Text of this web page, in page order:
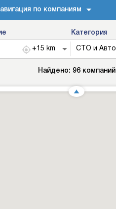
по компаниям
Категория
Найдено: 96компаний